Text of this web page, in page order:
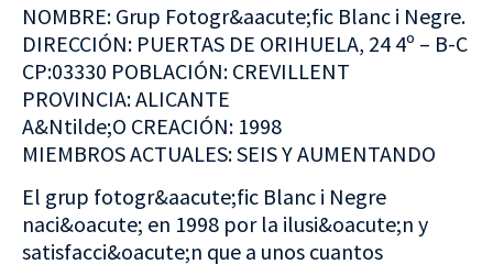
NOMBRE: Grup Fotogr&aacute;fic Blanc i Negre.
DIRECCIÓN: PUERTAS DE ORIHUELA, 24 4º – B-C
CP:03330 POBLACIÓN: CREVILLENT
PROVINCIA: ALICANTE
A&Ntilde;O CREACIÓN: 1998
MIEMBROS ACTUALES: SEIS Y AUMENTANDO
El grup fotogr&aacute;fic Blanc i Negre
naci&oacute; en 1998 por la ilusi&oacute;n y
satisfacci&oacute;n que a unos cuantos